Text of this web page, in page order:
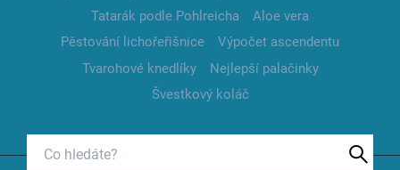
Tatarák podle Pohlreicha
Aloe vera
Pěstování lichořeřišnice
Výpočet ascendentu
Tvarohové knedlíky
Nejlepší palačinky
Švestkový koláč